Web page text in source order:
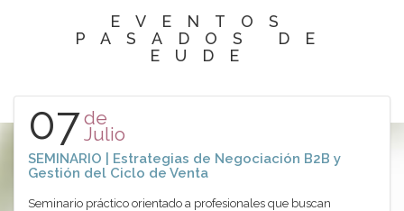
EVENTOS
PASADOS DE
EUDE
07de
Julio
SEMINARIO | Estrategias de Negociación B2B y
Gestión del Ciclo de Venta
Seminario práctico orientado a profesionales que buscan